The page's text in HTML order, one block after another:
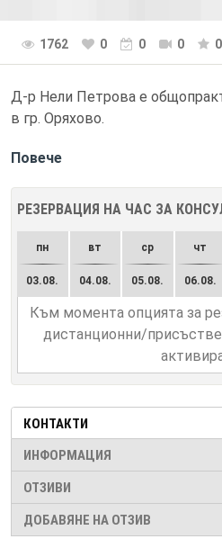
1762 0 0 0
Д-р Нели Петрова е
в гр. Оряхово.
Повече
РЕЗЕРВАЦИЯ НА ЧАС ЗА
пн
03.08.
вт
04.08.
ср
05.08.
чт
06.08.
Към момента опцията за
дистанционни/
КОНТАКТИ
ИНФОРМАЦИЯ
ОТЗИВИ
ДОБАВЯНЕ НА ОТЗИВ